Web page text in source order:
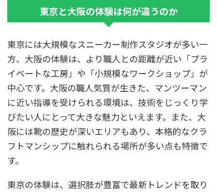
東京と大阪の体験は何が違うのか
東京には大規模なスニーカー制作スタジオが多い一
方、大阪の体験は、より職人との距離が近い「プラ
イベートな工房」や「小規模なワークショップ」が
中心です。大阪の職人気質が生きた、マンツーマン
に近い指導を受けられる環境は、技術をじっくり学
びたい人にとって大きな魅力といえます。また、大
阪には靴の歴史が深いエリアもあり、本格的なクラ
フトマンシップに触れられる場所が多い点も特徴で
す。
東京の体験は、選択肢が豊富で最新トレンドを取り